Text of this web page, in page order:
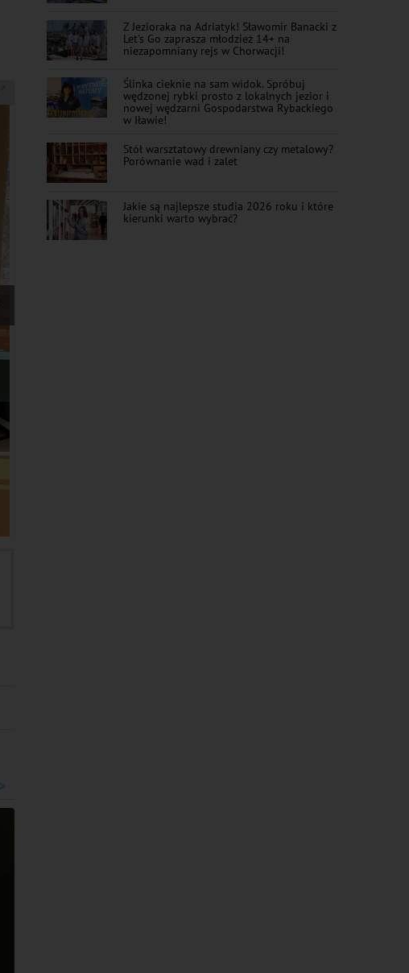
Z Jezioraka na Adriatyk! Sławomir Banacki z
Let's Go zaprasza młodzież 14+ na
niezapomniany rejs w Chorwacji!
Ślinka cieknie na sam widok. Spróbuj
wędzonej rybki prosto z lokalnych jezior i
nowej wędzarni Gospodarstwa Rybackiego
w Iławie!
Stół warsztatowy drewniany czy metalowy?
Porównanie wad i zalet
Jakie są najlepsze studia 2026 roku i które
kierunki warto wybrać?